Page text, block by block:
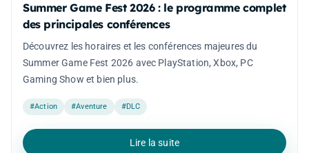
Summer Game Fest 2026 : le programme complet
des principales conférences
Découvrez les horaires et les conférences majeures du
Summer Game Fest 2026 avec PlayStation, Xbox, PC
Gaming Show et bien plus.
#Action #Aventure #DLC
Lire la suite